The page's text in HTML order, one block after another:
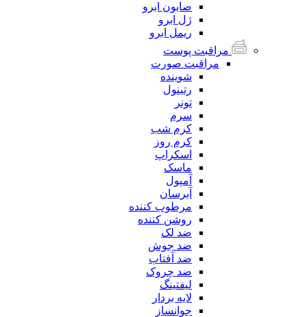
صابون ابرو
ژل ابرو
ریمل ابرو
مراقبت پوست
مراقبت صورت
شوینده
رتینول
تونر
سرم
کرم شب
کرم روز
اسکراپ
ماسک
آمپول
آبرسان
مرطوب کننده
روشن کننده
ضد لک
ضد جوش
ضد آفتاب
ضد چروک
لیفتینگ
لایه بردار
جوانساز